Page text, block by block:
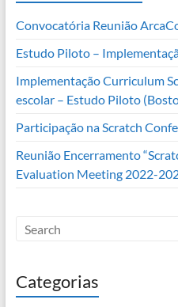
Convocatória Reunião
Estudo Piloto –
Implementação Curriculum
escolar – Estudo Piloto
Participação na Scratch
Reunião Encerramento
Evaluation Meeting 2022-
Categorias